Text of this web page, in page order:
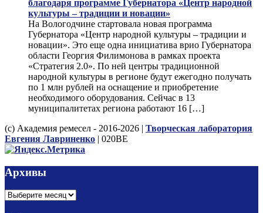
благодаря программе Губернатора «Центр народной
культуры – традиции и новации»
На Вологодчине стартовала новая программа
Губернатора «Центр народной культуры – традиции и
новации». Это еще одна инициатива врио Губернатора
области Георгия Филимонова в рамках проекта
«Стратегия 2.0». По ней центры традиционной
народной культуры в регионе будут ежегодно получать
по 1 млн рублей на оснащение и приобретение
необходимого оборудования. Сейчас в 13
муниципалитетах региона работают 16 […]
(с) Академия ремесел - 2016-2026 | Творческая лаборатория
Евгения Лавриненко | 020BE
Архивы
Архивы